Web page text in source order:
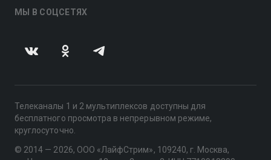
МЫ В СОЦСЕТЯХ
Телеканалы 1 и 2 мультиплексов доступны для
бесплатного просмотра в непрерывном режиме,
круглосуточно.
© 2014 — 2026, ООО «ЛайфСтрим», 109240, г. Москва,